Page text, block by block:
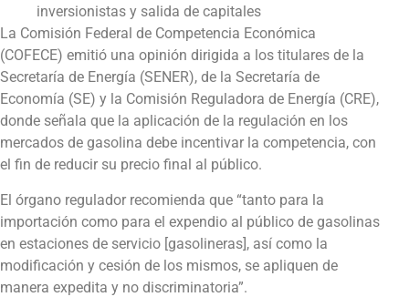
inversionistas y salida de capitales
La Comisión Federal de Competencia Económica
(COFECE) emitió una opinión dirigida a los titulares de la
Secretaría de Energía (SENER), de la Secretaría de
Economía (SE) y la Comisión Reguladora de Energía (CRE),
donde señala que la aplicación de la regulación en los
mercados de gasolina debe incentivar la competencia, con
el fin de reducir su precio final al público.
El órgano regulador recomienda que “tanto para la
importación como para el expendio al público de gasolinas
en estaciones de servicio [gasolineras], así como la
modificación y cesión de los mismos, se apliquen de
manera expedita y no discriminatoria”.